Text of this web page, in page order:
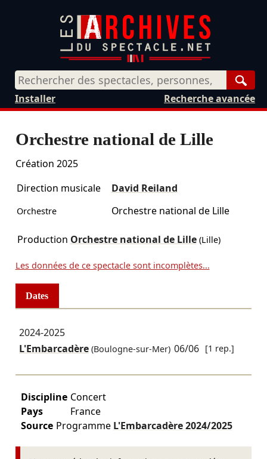
Recherche avancée
Installer
Orchestre national de Lille
Création 2025
Direction musicale
David Reiland
Orchestre Orchestre national de Lille
Production Orchestre national de Lille(Lille)
Les données de ce spectacle sont incomplètes...
Dates
2024-2025
L'Embarcadère(Boulogne-sur-Mer) 06/06 [1 rep.]
Discipline Concert
Pays
France
Source Programme L'Embarcadère2024/2025